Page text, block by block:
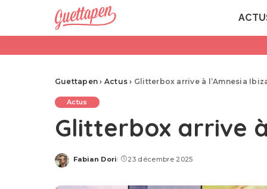
Guettapen › Actus › Glitterbox arrive à l’Amnesia
Actus
Glitterbox arrive
Posted
Fabian Dori 23 décembre 2025